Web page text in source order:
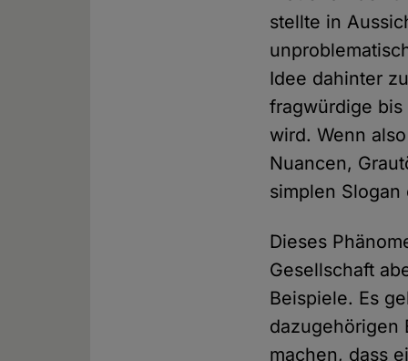
stellte in
Idee dahinter
fragwürdige bis
wird. Wenn
Nuancen,
simplen Slogan
Dieses
Gesellschaft
Beispiele. Es
dazugehörigen
machen, dass